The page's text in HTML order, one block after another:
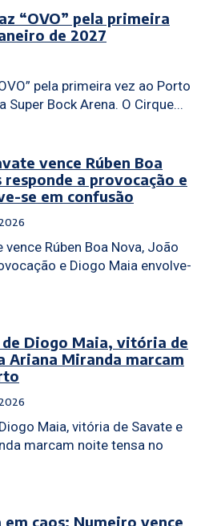
“OVO” pela primeira
de 2027
pela primeira vez ao Porto
em janeiro de 2027, na Super Bock Arena. O Cirque...
vence Rúben Boa
responde a provocação e
se em confusão
vence Rúben Boa Nova, João
e Diogo Maia envolve-
de Diogo Maia, vitória de
Ariana Miranda marcam
Maia, vitória de Savate e
marcam noite tensa no
em caos: Numeiro vence